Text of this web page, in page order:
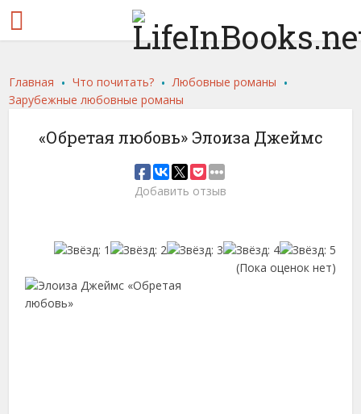
Главная .Что почитать? . Любовные романы .
Зарубежные любовные романы
«Обретая любовь» Элоиза Джеймс
Добавить отзыв
(Пока оценок нет)